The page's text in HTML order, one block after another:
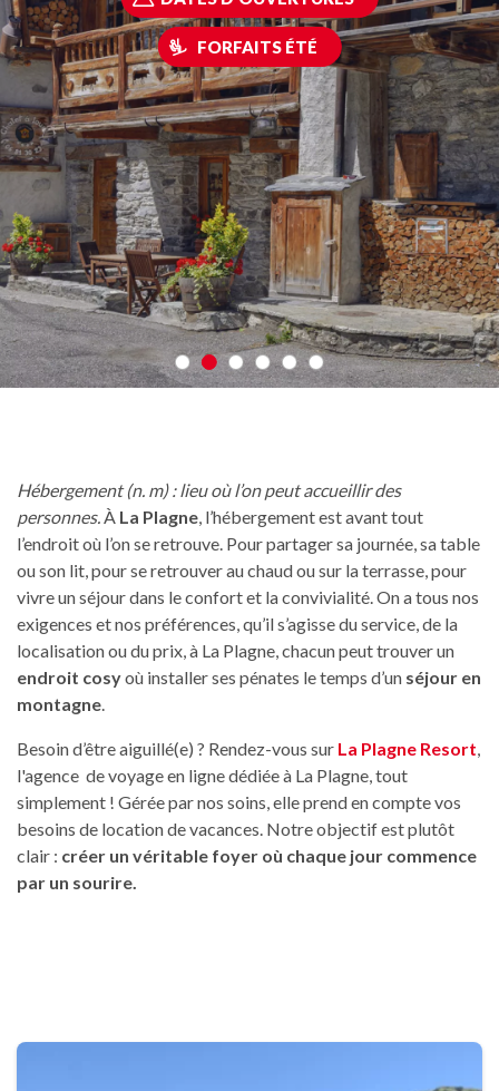
FORFAITS ÉTÉ
Hébergement (n. m) : lieu où l’on peut accueillir des
personnes.À La Plagne, l’hébergement est avant tout
l’endroit où l’on se retrouve. Pour partager sa journée, sa table
ou son lit, pour se retrouver au chaud ou sur la terrasse, pour
vivre un séjour dans le confort et la convivialité. On a tous nos
exigences et nos préférences, qu’il s’agisse du service, de la
localisation ou du prix, à La Plagne, chacun peut trouver un
endroit cosyoù installer ses pénates le temps d’un séjour en
montagne.
Besoin d’être aiguillé(e) ? Rendez-vous sur La Plagne Resort,
l'agence de voyage en ligne dédiée à La Plagne, tout
simplement ! Gérée par nos soins, elle prend en compte vos
besoins de location de vacances. Notre objectif est plutôt
clair : créer un véritable foyer où chaque jour commence
par un sourire.